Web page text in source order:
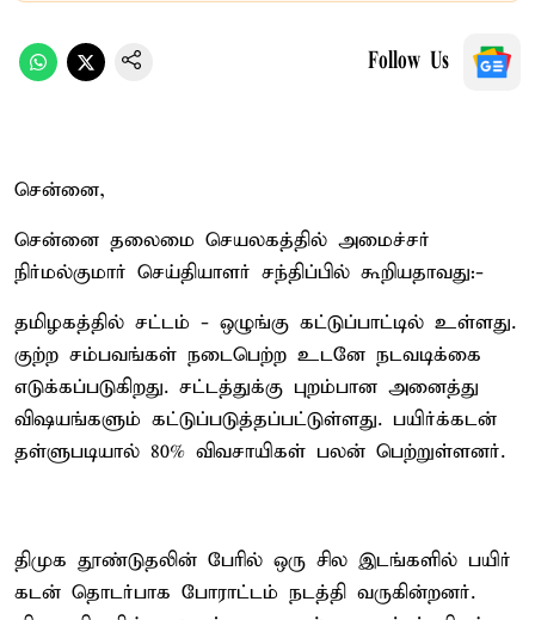
Follow Us
சென்னை,
சென்னை தலைமை செயலகத்தில் அமைச்சர்
நிர்மல்குமார் செய்தியாளர் சந்திப்பில் கூறியதாவது:-
தமிழகத்தில் சட்டம் - ஒழுங்கு கட்டுப்பாட்டில் உள்ளது.
குற்ற சம்பவங்கள் நடைபெற்ற உடனே நடவடிக்கை
எடுக்கப்படுகிறது. சட்டத்துக்கு புறம்பான அனைத்து
விஷயங்களும் கட்டுப்படுத்தப்பட்டுள்ளது. பயிர்க்கடன்
தள்ளுபடியால் 80% விவசாயிகள் பலன் பெற்றுள்ளனர்.
திமுக தூண்டுதலின் பேரில் ஒரு சில இடங்களில் பயிர்
கடன் தொடர்பாக போராட்டம் நடத்தி வருகின்றனர்.